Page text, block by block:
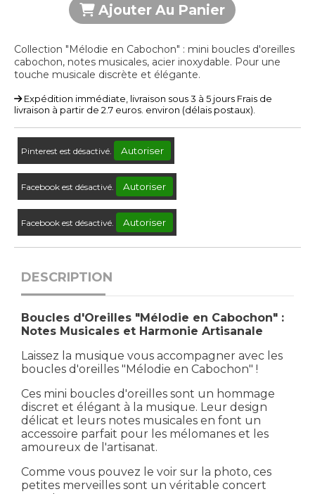
Ajouter Au Panier
Collection "Mélodie en Cabochon" : mini boucles d'oreilles
cabochon, notes musicales, acier inoxydable. Pour une
touche musicale discrète et élégante.
Expédition immédiate, livraison sous 3 à 5 jours Frais de
livraison à partir de 2.7 euros. environ (délais postaux).
Pinterest est désactivé. Autoriser
Facebook est désactivé. Autoriser
Facebook est désactivé. Autoriser
DESCRIPTION
Boucles d'Oreilles "Mélodie en Cabochon" :
Notes Musicales et Harmonie Artisanale
Laissez la musique vous accompagner avec les
boucles d'oreilles "Mélodie en Cabochon" !
Ces mini boucles d'oreilles sont un hommage
discret et élégant à la musique. Leur design
délicat et leurs notes musicales en font un
accessoire parfait pour les mélomanes et les
amoureux de l'artisanat.
Comme vous pouvez le voir sur la photo, ces
petites merveilles sont un véritable concert